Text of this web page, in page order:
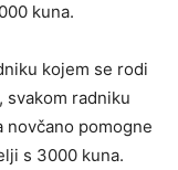
kuna.
kojem se rodi
svakom radniku
novčano pomogne
s 3000 kuna.